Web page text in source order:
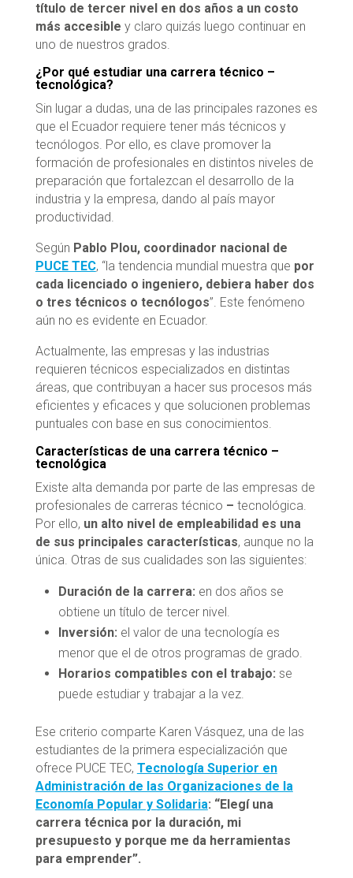
título de tercer nivel en dos años a un costo
más accesible y claro quizás luego continuar en
uno de nuestros grados.
¿Por qué estudiar una carrera técnico –
tecnológica?
Sin lugar a dudas, una de las principales razones es
que el Ecuador requiere tener más técnicos y
tecnólogos. Por ello, es clave promover la
formación de profesionales en distintos niveles de
preparación que fortalezcan el desarrollo de la
industria y la empresa, dando al país mayor
productividad.
Según Pablo Plou, coordinador nacional de
PUCE TEC, “la tendencia mundial muestra que por
cada licenciado o ingeniero, debiera haber dos
o tres técnicos o tecnólogos”. Este fenómeno
aún no es evidente en Ecuador.
Actualmente, las empresas y las industrias
requieren técnicos especializados en distintas
áreas, que contribuyan a hacer sus procesos más
eficientes y eficaces y que solucionen problemas
puntuales con base en sus conocimientos.
Características de una carrera técnico –
tecnológica
Existe alta demanda por parte de las empresas de
profesionales de carreras técnico – tecnológica.
Por ello, un alto nivel de empleabilidad es una
de sus principales características, aunque no la
única. Otras de sus cualidades son las siguientes:
Duración de la carrera: en dos años se
obtiene un título de tercer nivel.
Inversión: el valor de una tecnología es
menor que el de otros programas de grado.
Horarios compatibles con el trabajo: se
puede estudiar y trabajar a la vez.
Ese criterio comparte Karen Vásquez, una de las
estudiantes de la primera especialización que
ofrece PUCE TEC, Tecnología Superior en
Administración de las Organizaciones de la
Economía Popular y Solidaria: “Elegí una
carrera técnica por la duración, mi
presupuesto y porque me da herramientas
para emprender”.